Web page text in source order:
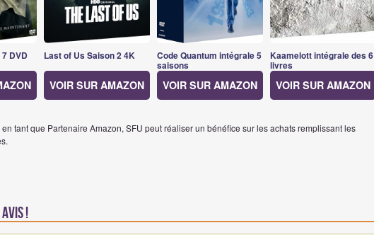
DVD Last of Us Saison 2 4K
VOIR SUR AMAZON
Code Quantum intégrale 5
saisons
VOIR SUR AMAZON
Kaamelott intégrale des 6
livres
VOIR SUR AMAZON
tant que Partenaire Amazon, SFU peut réaliser un bénéfice sur les achats remplissant les
!